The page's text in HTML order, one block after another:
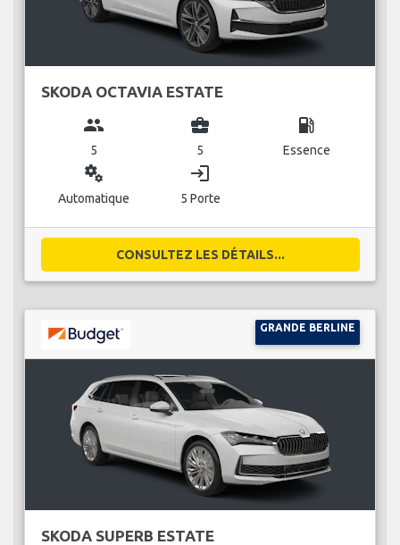
SKODA OCTAVIA ESTATE
group
5
business_center
5
local_gas_station
Essence
miscellaneous_services
Automatique
login
5 Porte
CONSULTEZ LES DÉTAILS...
GRANDE BERLINE
SKODA SUPERB ESTATE